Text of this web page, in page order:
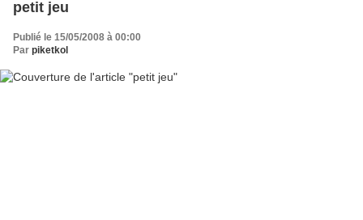
petit jeu
Publié le 15/05/2008 à 00:00
Par piketkol